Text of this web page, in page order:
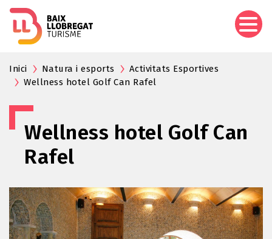
Inici Natura i esports
Activitats Esportives
Wellness hotel Golf Can Rafel
Wellness hotel Golf Can
Rafel